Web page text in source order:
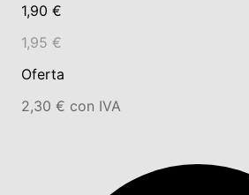
1,90 €
1,95 €
Oferta
2,30 € con IVA